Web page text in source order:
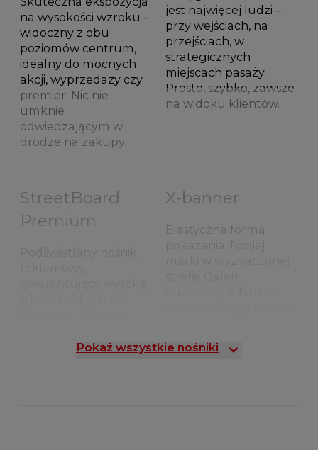
na wysokości wzroku –
widoczny z obu
poziomów centrum,
idealny do mocnych
akcji, wyprzedaży czy
premier. Nic nie
umknie
odwiedzającym w
drodze na zakupy.
jest najwięcej ludzi –
przy wejściach, na
przejściach, w
strategicznych
miejscach pasaży.
Prosto, szybko, zawsze
na widoku klientów.
StreetBoard
Premium
marki w ciągach
X-banner
Elastyczna forma
otoczeniu – idealny
jako uzupełnienie
Pokaż wszystkie nośniki